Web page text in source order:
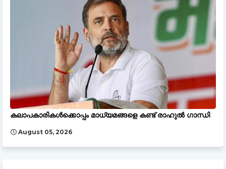
കലാപകാരികൾക്കൊപ്പം മാധ്യമങ്ങളെ കണ്ട് രാഹുൽ ഗാന്ധി
August 05, 2026